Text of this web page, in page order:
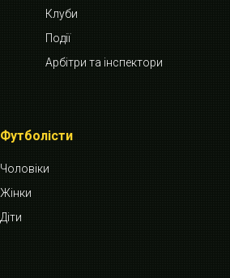
Клуби
Події
Арбітри та інспектори
Футболісти
Чоловіки
Жінки
Діти